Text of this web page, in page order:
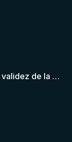
Jurisdicción (TAS) El TAS confirma la validez de la cláusula de sumisión jurisdiccional en el contrato del futbolista.